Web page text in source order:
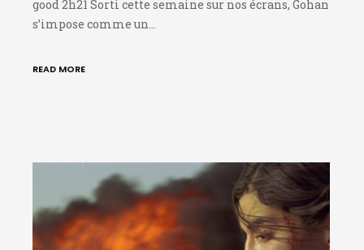
good 2h21 Sorti cette semaine sur nos écrans, Gohan
s’impose comme un…
READ MORE